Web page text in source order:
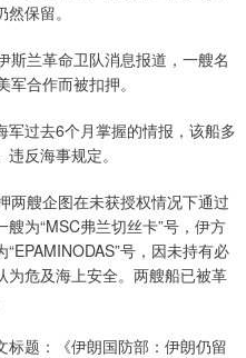
保留。
斯兰革命卫队消息报道，一艘名
军合作而被扣押。
过去6个月掌握的情报，该船多
反海事规定。
两艘企图在未获授权情况下通过
为“MSC弗兰切丝卡”号，伊方
号，因未持有必
为危及海上安全。两艘船已被革
题：《伊朗国防部：伊朗仍留